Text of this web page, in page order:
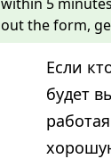
out the form,
Если
будет